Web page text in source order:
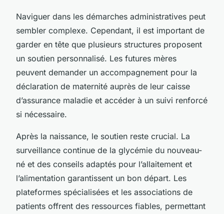
Naviguer dans les démarches administratives peut
sembler complexe. Cependant, il est important de
garder en tête que plusieurs structures proposent
un soutien personnalisé. Les futures mères
peuvent demander un accompagnement pour la
déclaration de maternité auprès de leur caisse
d’assurance maladie et accéder à un suivi renforcé
si nécessaire.
Après la naissance, le soutien reste crucial. La
surveillance continue de la glycémie du nouveau-
né et des conseils adaptés pour l’allaitement et
l’alimentation garantissent un bon départ. Les
plateformes spécialisées et les associations de
patients offrent des ressources fiables, permettant